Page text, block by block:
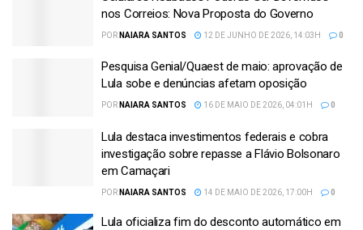
nos Correios: Nova Proposta do Governo
POR NAIARA SANTOS 12 DE JUNHO DE 2026, 14:03H 0
Pesquisa Genial/Quaest de maio: aprovação de
Lula sobe e denúncias afetam oposição
POR NAIARA SANTOS 16 DE MAIO DE 2026, 04:01H 0
Lula destaca investimentos federais e cobra
investigação sobre repasse a Flávio Bolsonaro
em Camaçari
POR NAIARA SANTOS 14 DE MAIO DE 2026, 17:00H 0
Lula oficializa fim do desconto automático em